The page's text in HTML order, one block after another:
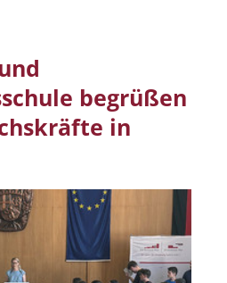
begrüßen
in